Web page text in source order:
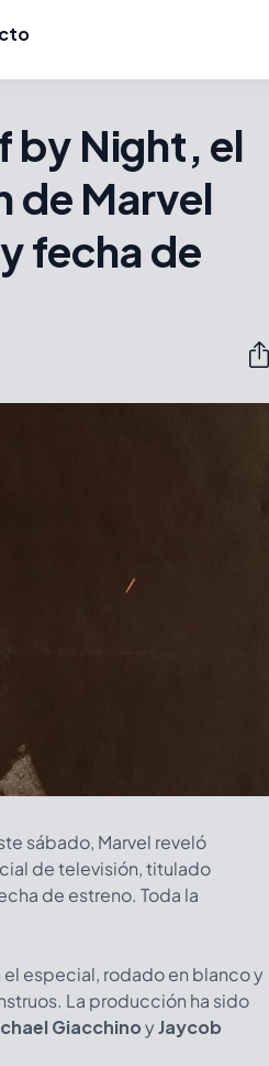
by Night, el
de Marvel
fecha de
sábado, Marvel reveló
de televisión, titulado
de estreno. Toda la
especial, rodado en blanco y
La producción ha sido
GiacchinoyJaycob